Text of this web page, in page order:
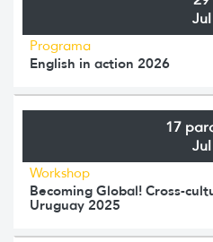
Jul
Programa
English in action 2026
17
Jul
Workshop
Becoming Global! Cross-
Uruguay 2025